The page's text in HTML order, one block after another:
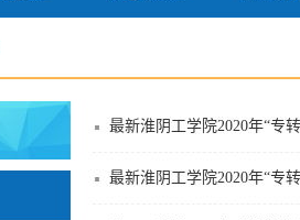
最新淮阴工学院2020年“专
最新淮阴工学院2020年“专